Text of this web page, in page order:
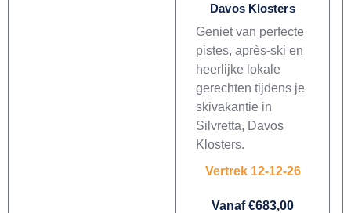
Davos Klosters
Geniet van perfecte
pistes, après-ski en
heerlijke lokale
gerechten tijdens je
skivakantie in
Silvretta, Davos
Klosters.
Vertrek 12-12-26
Vanaf €683,00